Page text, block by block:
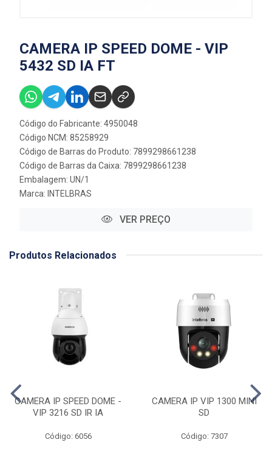
CAMERA IP SPEED DOME - VIP
5432 SD IA FT
Código do Fabricante: 4950048
Código NCM: 85258929
Código de Barras do Produto: 7899298661238
Código de Barras da Caixa: 7899298661238
Embalagem: UN/1
Marca: INTELBRAS
VER PREÇO
Produtos Relacionados
CAMERA IP SPEED DOME -
VIP 3216 SD IR IA
Código: 6056
CAMERA IP VIP 1300 MINI
SD
Código: 7307